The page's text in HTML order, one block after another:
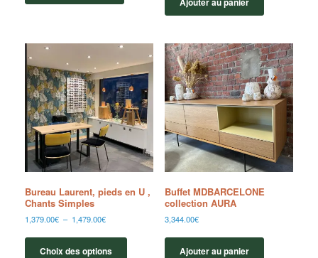
Bureau Laurent, pieds en U ,
Chants Simples
1,379.00€ – 1,479.00€
Choix des options
Buffet MDBARCELONE
collection AURA
3,344.00€
Ajouter au panier